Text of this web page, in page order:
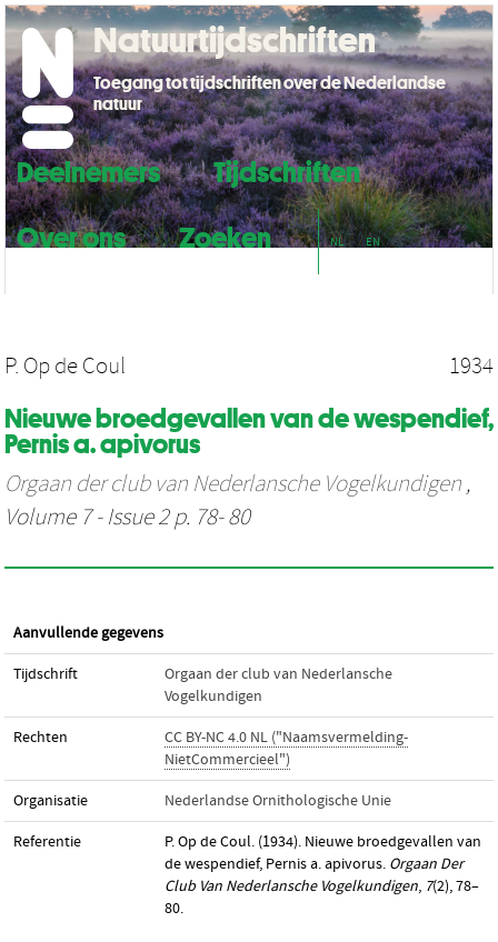
Deelnemers
Tijdschriften
Over ons
Zoeken NL EN
Natuurtijdschriften
Toegang tot tijdschriften over de Nederlandse
natuur
P. Op de Coul 1934
Nieuwe broedgevallen van de wespendief,
Pernis a. apivorus
Orgaan der club van Nederlansche Vogelkundigen ,
Volume 7 - Issue 2 p. 78- 80
Aanvullende gegevens
Tijdschrift
Orgaan der club van Nederlansche
Vogelkundigen
Rechten
CC BY-NC 4.0 NL ("Naamsvermelding-
NietCommercieel")
Organisatie Nederlandse Ornithologische Unie
Referentie
P. Op de Coul. (1934). Nieuwe broedgevallen van
de wespendief, Pernis a. apivorus. Orgaan Der
Club Van Nederlansche Vogelkundigen, 7(2), 78–
80.